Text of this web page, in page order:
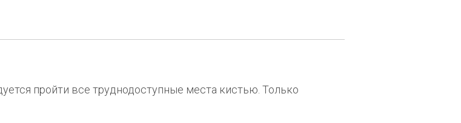
пройти все труднодоступные места кистью. Только